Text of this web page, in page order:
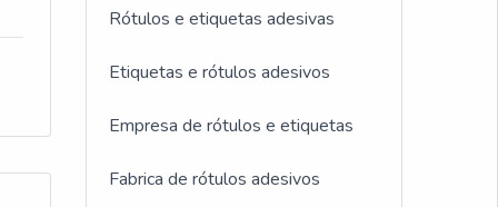
Rótulos e etiquetas adesivas
Etiquetas e rótulos adesivos
Empresa de rótulos e etiquetas
Fabrica de rótulos adesivos